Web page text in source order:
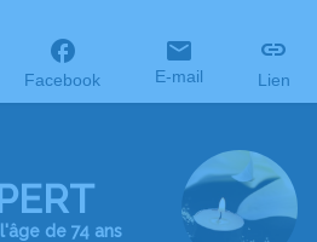
Facebook E-mail Lien
de 74 ans